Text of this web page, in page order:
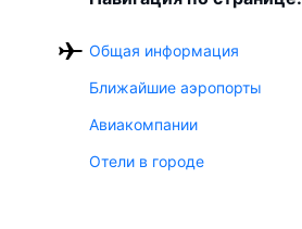
Общая информация
Ближайшие аэропорты
Авиакомпании
Отели в городе